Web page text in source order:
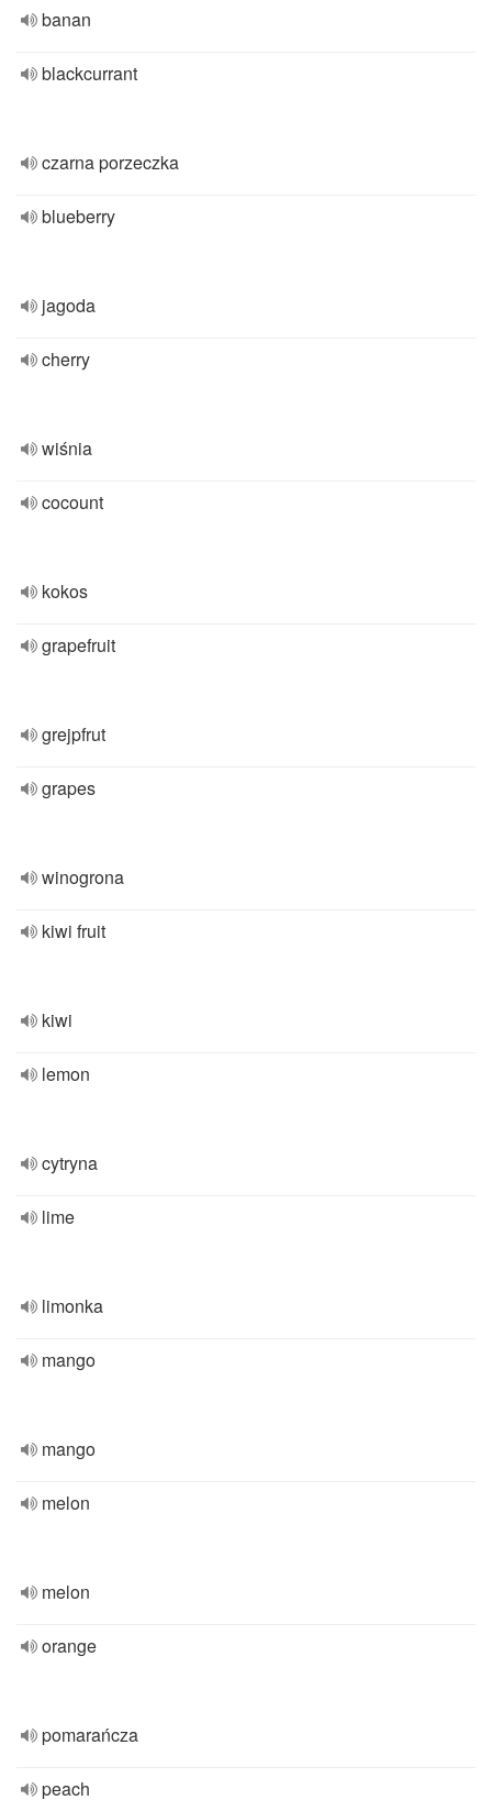
banan
blackcurrant
czarna porzeczka
blueberry
jagoda
cherry
wiśnia
cocount
kokos
grapefruit
grejpfrut
grapes
winogrona
kiwi fruit
kiwi
lemon
cytryna
lime
limonka
mango
mango
melon
melon
orange
pomarańcza
peach